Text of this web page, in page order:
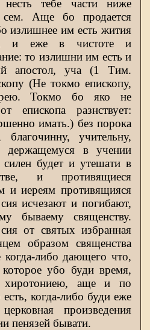
несть тебе части ниже
Аще бо продается
излишнее им есть жития
и еже в чистоте и
то излишни им есть и
апостол, уча (1 Тим.
(Не токмо епископу,
Токмо бо яко не
епископа разнствует:
имать.) без порока
учительну,
держащемуся в учении
силен будет и утешати в
и противящиеся
и иереям противящияся
исчезают и погибают,
бываему священству.
от святых избранная
образом священства
либо дающего что,
убо буди время,
аще и по
когда-либо буди еже
произведения
пенязей бывати.